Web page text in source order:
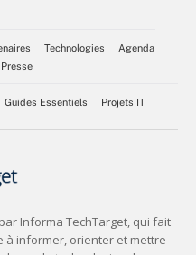
Technologies
Agenda
Guides Essentiels Projets IT